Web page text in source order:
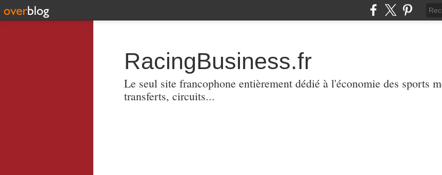
RacingBusiness.fr
Le seul site francophone entièrement dédié à l'économie des sports
transferts, circuits...